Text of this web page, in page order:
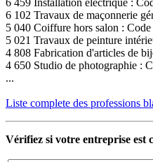
6 102 Travaux de maçonnerie
5 040 Coiffure hors salon :
5 021 Travaux de peinture
4 808 Fabrication d'articles de
4 650 Studio de photographie :
...
Liste complete des professions
Vérifiez si votre entreprise est